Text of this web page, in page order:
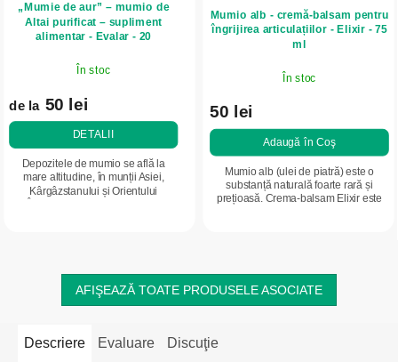
„Mumie de aur” – mumio de
Altai purificat – supliment
alimentar - Evalar - 20
În stoc
de la50 lei
DETALII
Depozitele de mumio se află la
mare altitudine, în munții Asiei,
Kârgâzstanului și Orientului
Mumio alb - cremă-balsam pentru
îngrijirea articulațiilor - Elixir - 75
ml
În stoc
50 lei
Adaugă în Coş
Mumio alb (ulei de piatră) este o
substanță naturală foarte rară și
prețioasă. Crema-balsam Elixir este
AFIŞEAZĂ TOATE PRODUSELE ASOCIATE
Descriere Evaluare Discuţie